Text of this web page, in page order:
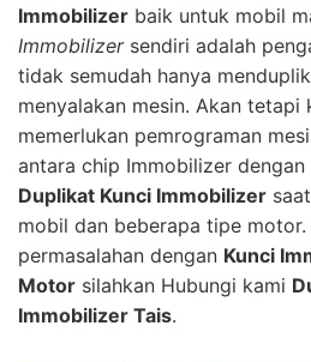
Immobilizer baik untuk mobil
Immobilizersendiri adalah
tidak semudah hanya
menyalakan mesin. Akan tetapi
memerlukan pemrograman
antara chip Immobilizer dengan
Duplikat Kunci Immobilizer
mobil dan beberapa tipe
permasalahan dengan Kunci
Motor silahkan Hubungi kami
Immobilizer Tais.